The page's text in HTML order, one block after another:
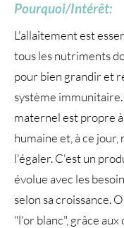
Pourquoi/Intérêt:
L'allaitement est
tous les nutriments
pour bien grandir et
système
maternel est propre
humaine et, à ce jour,
l'égaler. C'est un
évolue avec les
selon sa croissance.
"l'or blanc", grâce